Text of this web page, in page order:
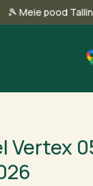
🎾 Meie
Vertex